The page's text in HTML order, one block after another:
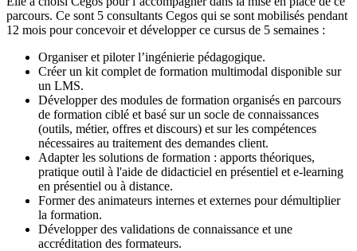
parcours. Ce sont 5 consultants Cegos qui se sont mobilisés pendant
12 mois pour concevoir et développer ce cursus de 5 semaines :
Organiser et piloter l’ingénierie pédagogique.
Créer un kit complet de formation multimodal disponible sur
un LMS.
Développer des modules de formation organisés en parcours
de formation ciblé et basé sur un socle de connaissances
(outils, métier, offres et discours) et sur les compétences
nécessaires au traitement des demandes client.
Adapter les solutions de formation : apports théoriques,
pratique outil à l'aide de didacticiel en présentiel et e-learning
en présentiel ou à distance.
Former des animateurs internes et externes pour démultiplier
la formation.
Développer des validations de connaissance et une
accréditation des formateurs.